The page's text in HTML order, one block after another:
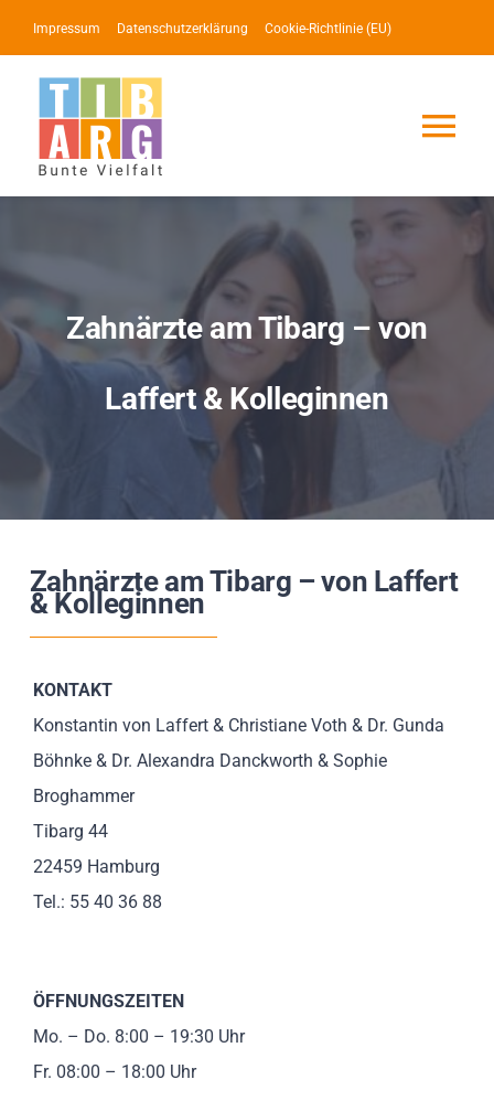
Inhalt
springen
Impressum Datenschutzerklärung Cookie-Richtlinie (EU)
Service
News
Über uns
SUCHE
Zahnärzte am Tibarg – von
Laffert & Kolleginnen
Zahnärzte am Tibarg – von Laffert
& Kolleginnen
KONTAKT
Konstantin von Laffert & Christiane Voth & Dr. Gunda
Böhnke & Dr. Alexandra Danckworth & Sophie
Broghammer
Tibarg 44
22459 Hamburg
Tel.: 55 40 36 88
ÖFFNUNGSZEITEN
Mo. – Do. 8:00 – 19:30 Uhr
Fr. 08:00 – 18:00 Uhr